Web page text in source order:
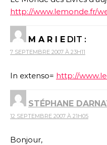
http://www.lemonde.fr/
M A R I E DIT :
7 SEPTEMBRE 2007 À 23H11
In extenso= http://
STÉPHANE
12 SEPTEMBRE 2007 À 21H05
Bonjour,